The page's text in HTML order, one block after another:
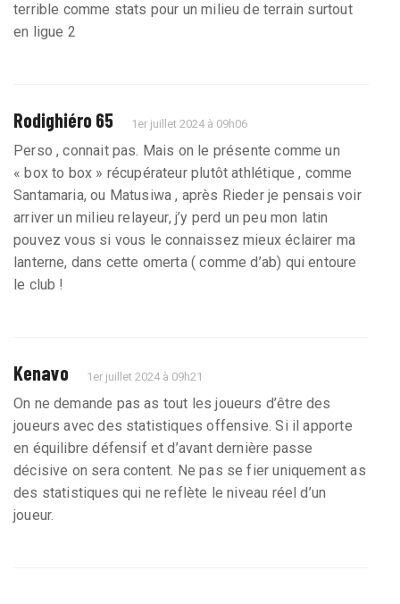
terrible comme stats pour un milieu de terrain surtout
en ligue 2
Rodighiéro 65 1er juillet 2024 à 09h06
Perso , connait pas. Mais on le présente comme un
« box to box » récupérateur plutôt athlétique , comme
Santamaria, ou Matusiwa , après Rieder je pensais voir
arriver un milieu relayeur, j’y perd un peu mon latin
pouvez vous si vous le connaissez mieux éclairer ma
lanterne, dans cette omerta ( comme d’ab) qui entoure
le club !
Kenavo 1er juillet 2024 à 09h21
On ne demande pas as tout les joueurs d’être des
joueurs avec des statistiques offensive. Si il apporte
en équilibre défensif et d’avant dernière passe
décisive on sera content. Ne pas se fier uniquement as
des statistiques qui ne reflète le niveau réel d’un
joueur.